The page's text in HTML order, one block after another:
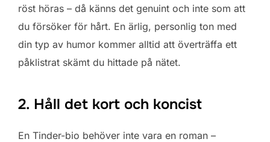
röst höras – då känns det genuint och inte som att
du försöker för hårt. En ärlig, personlig ton med
din typ av humor kommer alltid att överträffa ett
påklistrat skämt du hittade på nätet.
2. Håll det kort och koncist
En Tinder-bio behöver inte vara en roman –